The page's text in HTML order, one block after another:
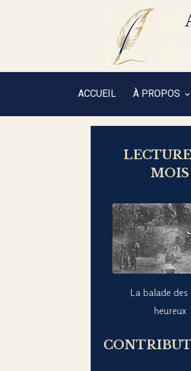
ACCUEIL À PROPOS
MOIS
La balade des
heureux